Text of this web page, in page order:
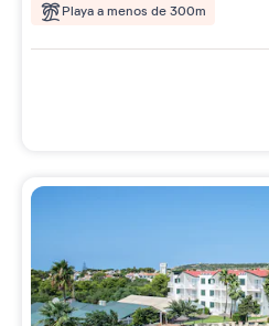
Playa a menos de 300m